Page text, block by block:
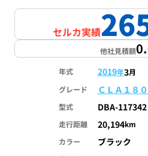
セルカ実績
他社見積額
年式 2019年3月
グレード
ＣＬＡ１８
型式 DBA-117342
走行距離 20,194km
カラー
ブラック